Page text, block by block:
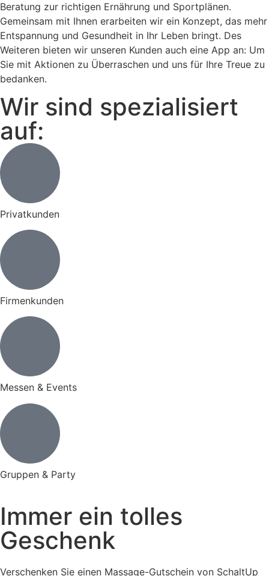
Beratung zur richtigen Ernährung und Sportplänen.
Gemeinsam mit Ihnen erarbeiten wir ein Konzept, das mehr
Entspannung und Gesundheit in Ihr Leben bringt. Des
Weiteren bieten wir unseren Kunden auch eine App an: Um
Sie mit Aktionen zu Überraschen und uns für Ihre Treue zu
bedanken.
Wir sind spezialisiert
auf:
Privatkunden
Firmenkunden
Messen & Events
Gruppen & Party
Immer ein tolles
Geschenk
Verschenken Sie einen Massage-Gutschein von SchaltUp